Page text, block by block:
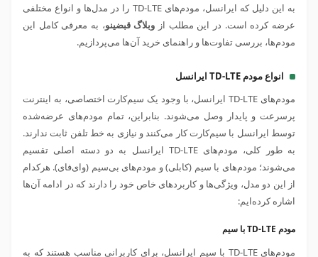
به این دلیل که ایرانسل، مودم‌های TD-LTE را در مدل‌ها و انواع مختلفی
عرضه کرده است. در این مطلب از وبلاگ قبضینو، به معرفی کامل این
مودم‌ها، بررسی تفاوت‌ها و راهنمای خرید آن‌ها می‌پردازیم.
انواع مودم TD-LTE ایرانسل
مودم‌های TD-LTE ایرانسل، با وجود یک سیم‌کارت اختصاصی، به اینترنت
پرسرعت و پایدار وصل می‌شوند. بنابراین، تمام مودم‌های عرضه‌شده
توسط ایرانسل با سیم‌کارت کار می‌کنند و نیازی به خط تلفن ثابت ندارند.
به طور کلی، مودم‌های TD-LTE ایرانسل به دو دسته اصلی تقسیم
می‌شوند؛ مودم‌های با سیم (کابلی) و مودم‌های بی‌سیم (وای‌فای). هرکدام
از این دو مدل، ویژگی‌ها و کاربردهای خاص خود را دارند که در ادامه آن‌ها
اشاره کرده‌ایم:
مودم TD-LTE با سیم
مودم‌های TD-LTE با سیم ایرانسل، برای کاربرانی مناسب هستند که به